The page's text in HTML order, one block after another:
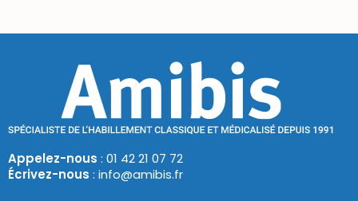
Appelez-nous : 01 42 21 07 72
Écrivez-nous : info@amibis.fr